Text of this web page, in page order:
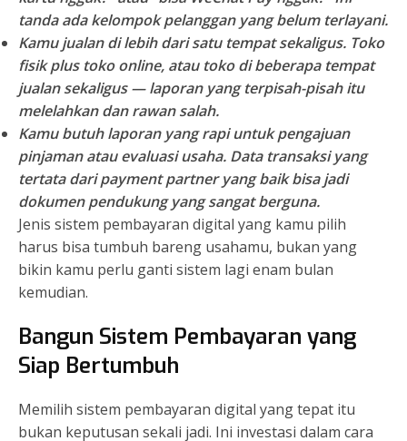
tanda ada kelompok pelanggan yang belum terlayani.
Kamu jualan di lebih dari satu tempat sekaligus. Toko
fisik plus toko online, atau toko di beberapa tempat
jualan sekaligus — laporan yang terpisah-pisah itu
melelahkan dan rawan salah.
Kamu butuh laporan yang rapi untuk pengajuan
pinjaman atau evaluasi usaha. Data transaksi yang
tertata dari payment partner yang baik bisa jadi
dokumen pendukung yang sangat berguna.
Jenis sistem pembayaran digital yang kamu pilih
harus bisa tumbuh bareng usahamu, bukan yang
bikin kamu perlu ganti sistem lagi enam bulan
kemudian.
Bangun Sistem Pembayaran yang
Siap Bertumbuh
Memilih sistem pembayaran digital yang tepat itu
bukan keputusan sekali jadi. Ini investasi dalam cara